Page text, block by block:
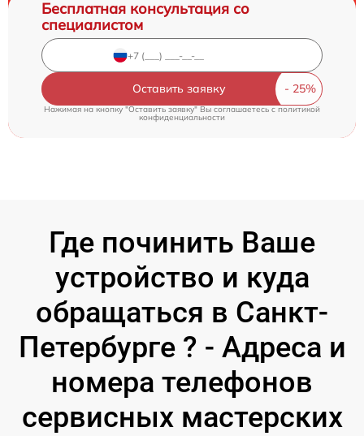
Бесплатная консультация со
специалистом
Оставить заявку
Нажимая на кнопку "Оставить заявку" Вы соглашаетесь cполитикой
конфиденциальности
Где починить Ваше
устройство и куда
обращаться в Санкт-
Петербурге ? - Адреса и
номера телефонов
сервисных мастерских